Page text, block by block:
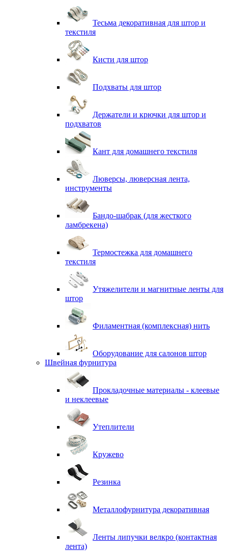
Тесьма декоративная для штор и
текстиля
Кисти для штор
Подхваты для штор
Держатели и крючки для штор и
подхватов
Кант для домашнего текстиля
Люверсы, люверсная лента,
инструменты
Бандо-шабрак (для жесткого
ламбрекена)
Термостежка для домашнего
текстиля
Утяжелители и магнитные ленты для
штор
Филаментная (комплексная) нить
Оборудование для салонов штор
Швейная фурнитура
Прокладочные материалы - клеевые
и неклеевые
Утеплители
Кружево
Резинка
Металлофурнитура декоративная
Ленты липучки велкро (контактная
лента)